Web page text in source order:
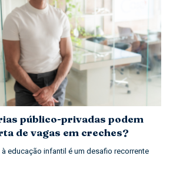
público-privadas podem
de vagas em creches?
educação infantil é um desafio recorrente